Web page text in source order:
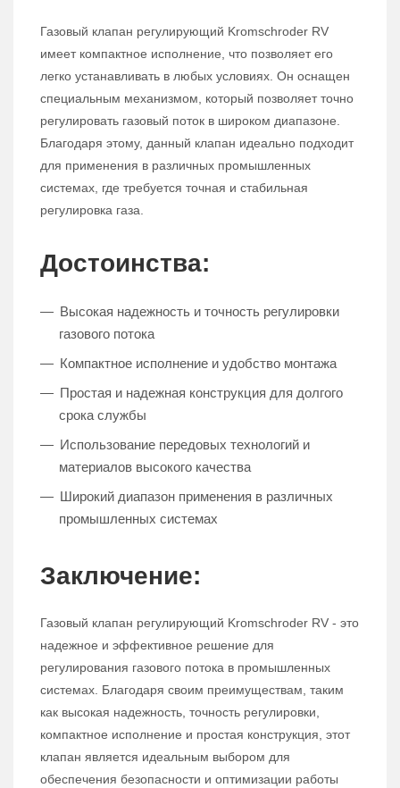
Газовый клапан регулирующий Kromschroder RV
имеет компактное исполнение, что позволяет его
легко устанавливать в любых условиях. Он оснащен
специальным механизмом, который позволяет точно
регулировать газовый поток в широком диапазоне.
Благодаря этому, данный клапан идеально подходит
для применения в различных промышленных
системах, где требуется точная и стабильная
регулировка газа.
Достоинства:
Высокая надежность и точность регулировки
газового потока
Компактное исполнение и удобство монтажа
Простая и надежная конструкция для долгого
срока службы
Использование передовых технологий и
материалов высокого качества
Широкий диапазон применения в различных
промышленных системах
Заключение:
Газовый клапан регулирующий Kromschroder RV - это
надежное и эффективное решение для
регулирования газового потока в промышленных
системах. Благодаря своим преимуществам, таким
как высокая надежность, точность регулировки,
компактное исполнение и простая конструкция, этот
клапан является идеальным выбором для
обеспечения безопасности и оптимизации работы